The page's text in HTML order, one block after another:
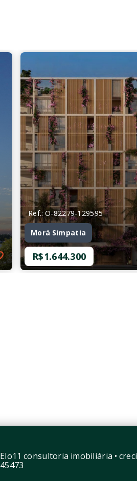
Ref.: O-82279-129595
Morá Simpatia
R$1.644.300
Elo11 consultoria imobiliária • creci
45473